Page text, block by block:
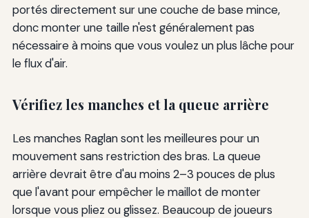
portés directement sur une couche de base mince,
donc monter une taille n'est généralement pas
nécessaire à moins que vous voulez un plus lâche pour
le flux d'air.
Vérifiez les manches et la queue arrière
Les manches Raglan sont les meilleures pour un
mouvement sans restriction des bras. La queue
arrière devrait être d'au moins 2–3 pouces de plus
que l'avant pour empêcher le maillot de monter
lorsque vous pliez ou glissez. Beaucoup de joueurs